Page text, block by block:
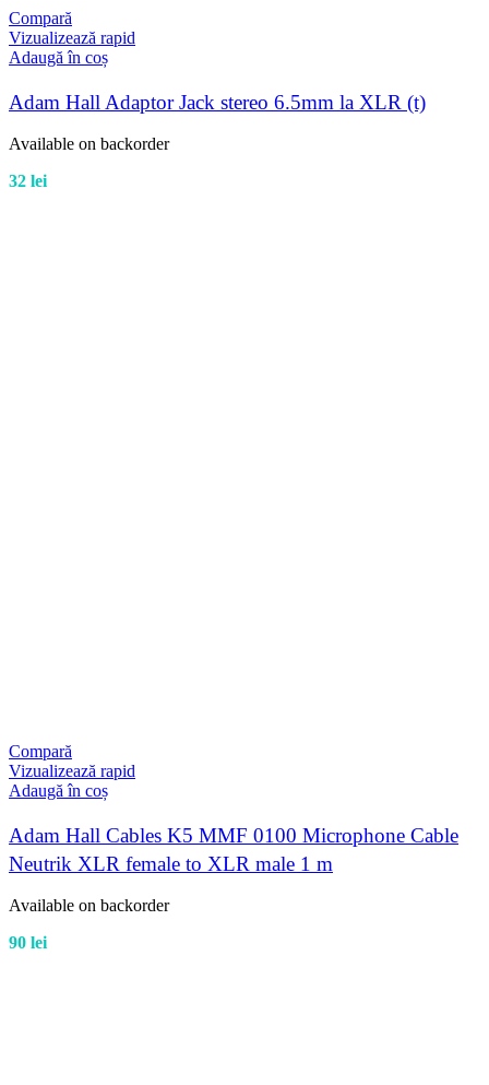
Compară
Vizualizează rapid
Adaugă în coș
Adam Hall Adaptor Jack stereo 6.5mm la XLR (t)
Available on backorder
32 lei
Compară
Vizualizează rapid
Adaugă în coș
Adam Hall Cables K5 MMF 0100 Microphone Cable
Neutrik XLR female to XLR male 1 m
Available on backorder
90 lei